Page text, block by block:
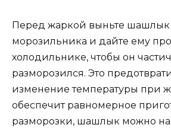
Перед жаркой выньте шашлык
морозильника и дайте ему
холодильнике, чтобы он
разморозился. Это
изменение температуры при
обеспечит равномерное
разморозки, шашлык можно